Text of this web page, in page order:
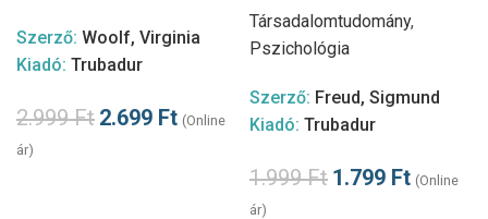
Szerző: Woolf, Virginia
Kiadó: Trubadur
2.999Ft 2.699 Ft (Online
ár)
Társadalomtudomány,
Pszichológia
Szerző: Freud, Sigmund
Kiadó: Trubadur
1.999Ft 1.799 Ft (Online
ár)